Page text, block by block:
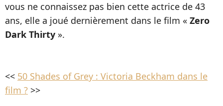
vous ne connaissez pas bien cette actrice de 43
ans, elle a joué dernièrement dans le film « Zero
Dark Thirty ».
<< 50 Shades of Grey : Victoria Beckham dans le
film ? >>